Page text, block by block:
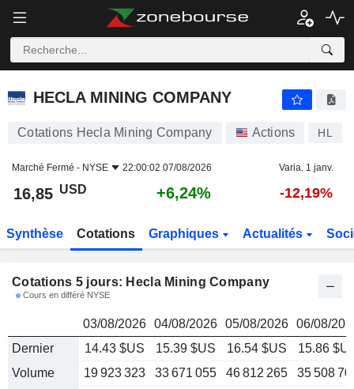
HECLA MINING COMPANY 16,85
HECLA MINING COMPANY
Cotations Hecla Mining Company Actions HL
Marché Fermé - NYSE 22:00:02 07/08/2026 Varia. 1 janv.
16,85 USD +6,24% -12,19%
Synthèse Cotations Graphiques Actualités
Cotations 5 jours: Hecla Mining Company
Cours en différé NYSE
03/08/2026 04/08/2026 05/08/2026 06/08/
Dernier
14.43 $US 15.39 $US 16.54 $US
15.86
Volume
19 923 323 33 671 055 46 812 265
35 508